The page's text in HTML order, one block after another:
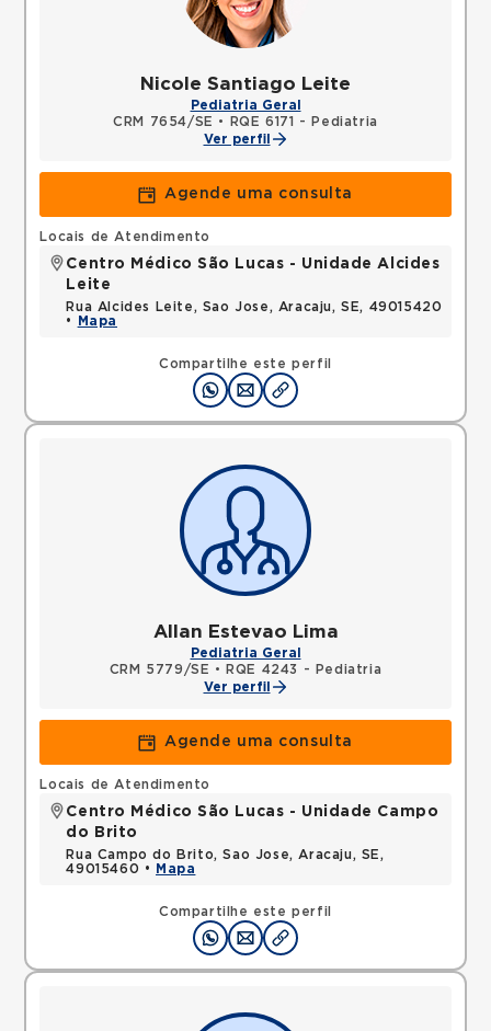
Nicole Santiago Leite
Pediatria Geral
CRM 7654/SE •
RQE 6171 - Pediatria
Ver perfil
Agende uma consulta
Compartilhe este perfil
Locais de Atendimento
Centro Médico São Lucas - Unidade Alcides
Leite
Rua Alcides Leite, Sao Jose, Aracaju, SE, 49015420
•
Mapa
Allan Estevao Lima
Pediatria Geral
CRM 5779/SE •
RQE 4243 - Pediatria
Ver perfil
Agende uma consulta
Compartilhe este perfil
Locais de Atendimento
Centro Médico São Lucas - Unidade Campo
do Brito
Rua Campo do Brito, Sao Jose, Aracaju, SE,
49015460 •
Mapa